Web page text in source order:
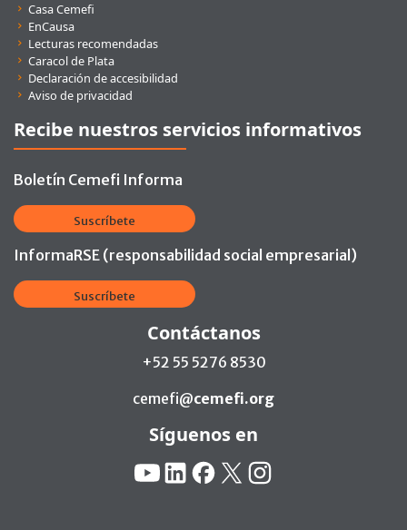
Casa Cemefi
EnCausa
Lecturas recomendadas
Caracol de Plata
Declaración de accesibilidad
Aviso de privacidad
Recibe nuestros servicios informativos
Boletín Cemefi Informa
Suscríbete
InformaRSE (responsabilidad social empresarial)
Suscríbete
Contáctanos
+52 55 5276 8530
cemefi@cemefi.org
Síguenos en
YouTube
LinkedinFacebook
X Instagram